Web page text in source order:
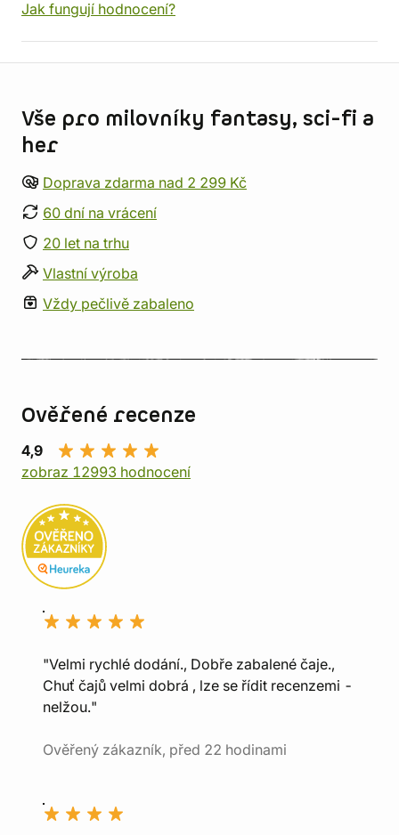
Jak fungují hodnocení?
Vše pro milovníky fantasy, sci-fi a
her
Doprava zdarma nad 2 299 Kč
60 dní na vrácení
20 let na trhu
Vlastní výroba
Vždy pečlivě zabaleno
Ověřené recenze
4,9
zobraz 12993 hodnocení
"Velmi rychlé dodání., Dobře zabalené čaje.,
Chuť čajů velmi dobrá , lze se řídit recenzemi -
nelžou."
Ověřený zákazník, před 22 hodinami